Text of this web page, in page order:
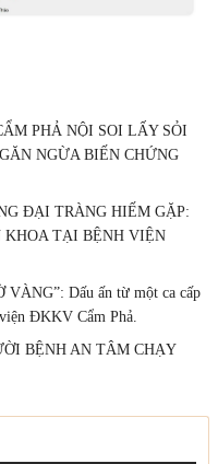
PHẢ NỘI SOI LẤY SỎI
NGỪA BIẾN CHỨNG
ĐẠI TRÀNG HIẾM GẶP:
KHOA TẠI BỆNH VIỆN
Dấu ấn từ một ca cấp
ĐKKV Cẩm Phả.
BỆNH AN TÂM CHẠY